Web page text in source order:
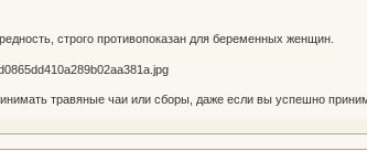
строго противопоказан для беременных женщин.
травяные чаи или сборы, даже если вы успешно